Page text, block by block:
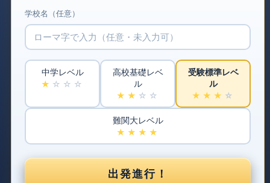
学校名（任意）
中学レベル
★ ☆☆☆
高校基礎レベ
ル
★★ ☆☆
受験標準レベ
ル
★★★ ☆
難関大レベル
★★★★
出発進行！